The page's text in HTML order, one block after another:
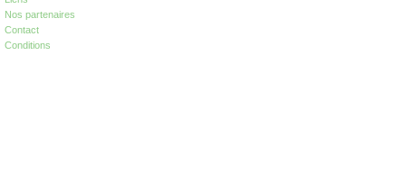
Nos partenaires
Contact
Conditions